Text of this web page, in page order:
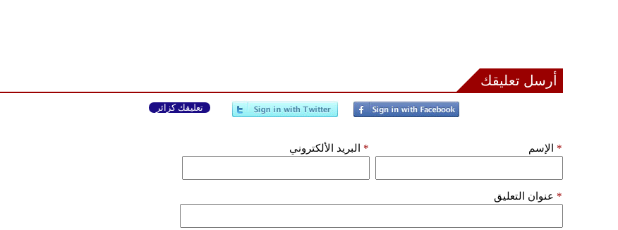
أرسل تعليقك
تعليقك كزائر
الإسم * البريد الألكتروني *
عنوان التعليق *